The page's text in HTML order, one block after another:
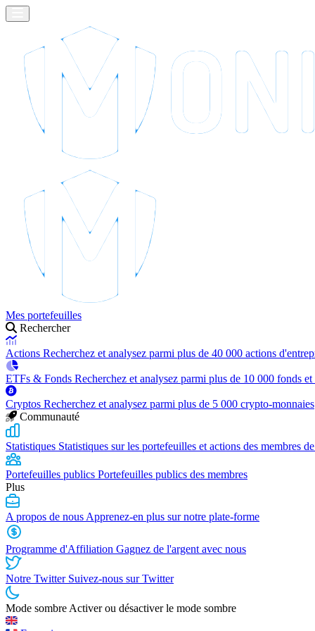
Mes portefeuilles
Rechercher
Actions Recherchez et analysez parmi plus de 40 000 actions
ETFs & Fonds Recherchez et analysez parmi plus de 10 000 fonds
Cryptos Recherchez et analysez parmi plus de 5 000 crypto-monnaies
Communauté
Statistiques Statistiques sur les portefeuilles et actions des membres
Portefeuilles publics Portefeuilles publics des membres
Plus
A propos de nous Apprenez-en plus sur notre plate-forme
Programme d'Affiliation Gagnez de l'argent avec nous
Notre Twitter Suivez-nous sur Twitter
Mode sombre Activer ou désactiver le mode sombre